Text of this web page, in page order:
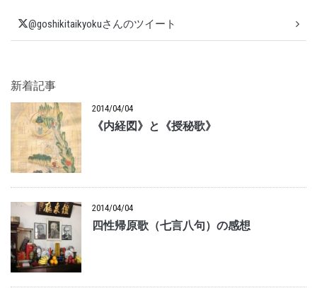
@goshikitaikyokuさんのツイート
新着記事
2014/04/04
《内経図》と《授秘歌》
2014/04/04
四性帰原歌（七言八句）の感想